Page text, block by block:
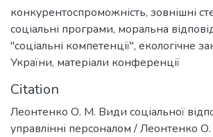
конкурентоспроможність, зовнішні
соціальні програми, моральна
"соціальні компетенції", екологічне
України, матеріали конференції
Citation
Леонтенко О. М. Види соціальної
управлінні персоналом / Леонтенко О.